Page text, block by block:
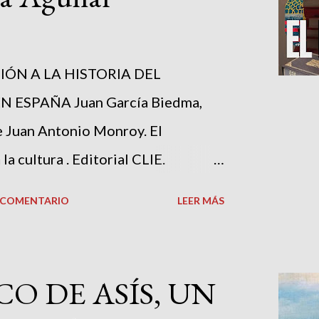
un discernimiento centrado
miedo,
silenciamiento y explotación—,
indiscriminada como la
A LA HISTORIA DEL
ESPAÑA Juan García Biedma,
Juan Antonio Monroy. El
cultura . Editorial CLIE.
manejable y bien cuidada
LEER MÁS
DE ASÍS, UN